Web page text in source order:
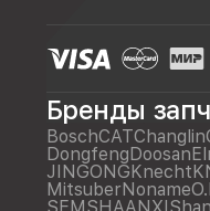
Бренды
BoschCATChanglin
DongfengDoosan
JINGONGKnecht
MitsuberNoname